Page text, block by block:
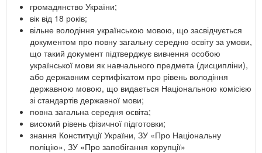
громадянство України;
вік від 18 років;
вільне володіння українською мовою, що засвідчується
документом про повну загальну середню освіту за умови,
що такий документ підтверджує вивчення особою
української мови як навчального предмета (дисципліни),
або державним сертифікатом про рівень володіння
державною мовою, що видається Національною комісією
зі стандартів державної мови;
повна загальна середня освіта;
високий рівень фізичної підготовки;
знання Конституції України, ЗУ «Про Національну
поліцію», ЗУ «Про запобігання корупції»